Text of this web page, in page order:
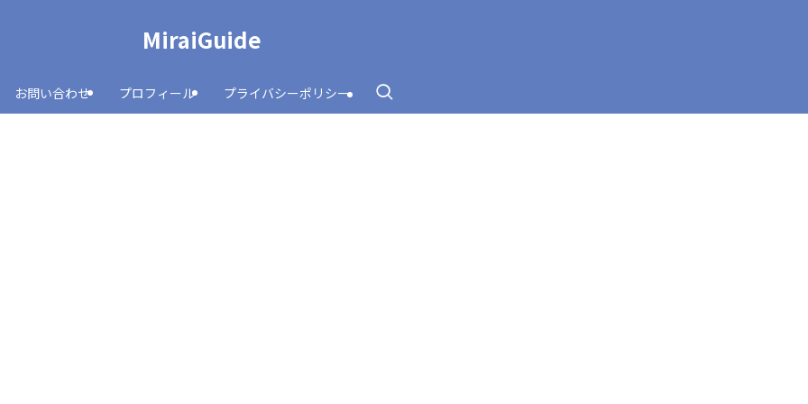
MiraiGuide
お問い合わせ プロフィール プライバシーポリシー